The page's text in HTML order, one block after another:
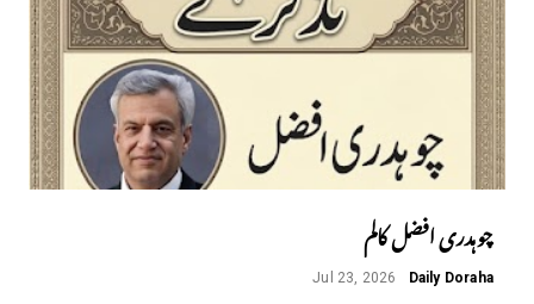
چوہدری افضل کالم
Daily Doraha
Jul 23, 2026